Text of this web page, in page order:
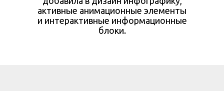
активные анимационные элементы
и интерактивные информационные
блоки.